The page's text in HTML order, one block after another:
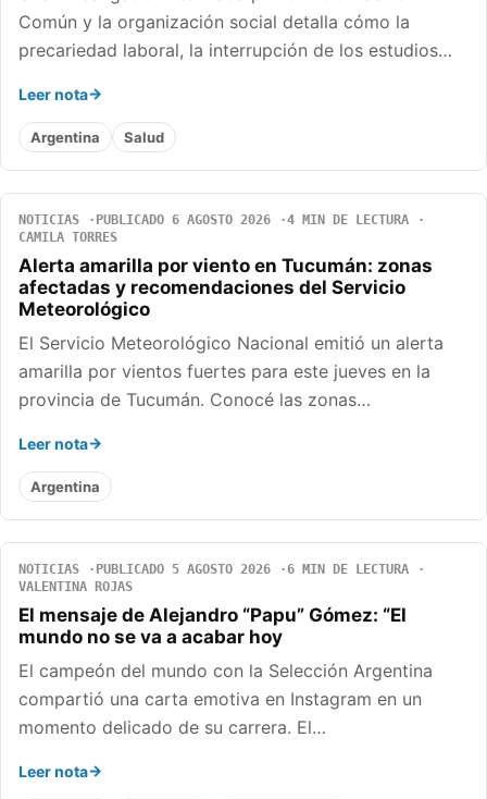
Común y la organización social detalla cómo la
precariedad laboral, la interrupción de los estudios…
Leer nota
Argentina Salud
NOTICIAS PUBLICADO 6 AGOSTO 2026
4 MIN DE LECTURA
CAMILA TORRES
Alerta amarilla por viento en Tucumán: zonas
afectadas y recomendaciones del Servicio
Meteorológico
El Servicio Meteorológico Nacional emitió un alerta
amarilla por vientos fuertes para este jueves en la
provincia de Tucumán. Conocé las zonas…
Leer nota
Argentina
NOTICIAS PUBLICADO 5 AGOSTO 2026
6 MIN DE LECTURA
VALENTINA ROJAS
El mensaje de Alejandro “Papu” Gómez: “El
mundo no se va a acabar hoy
El campeón del mundo con la Selección Argentina
compartió una carta emotiva en Instagram en un
momento delicado de su carrera. El…
Leer nota